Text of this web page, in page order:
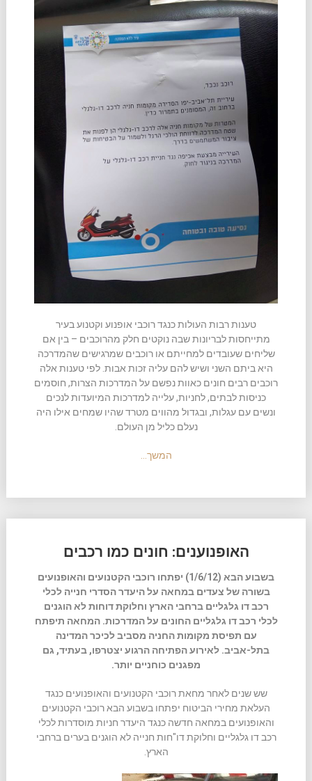
טענות רבות העולות כנגד רוכבי אופנוע וקטנוע בעיר
מתייחסות לבריונות שבה נוקטים חלק מהרוכבים – בין אם
שליחים שעובדים למחייתם או רוכבים שמרגישים שהמדרכה
היא ביתם השני ושיש להם עליה זכות אבות. לפי טענות אלה
רוכבים רבים חונים כאוות נפשם על המדרכות הצרות, חוסמים
כניסות לבתים, לחניות, עלייה למדרכות המיועדות לנכים
ונשים עם עגלות, ובגדול מהווים מטרד שהיו שמחים אילו היה
נעלם כליל מן העולם.
המשך…
האופנוענים: חונים כמו רכבים
בשבוע הבא (1/6/12) יפתחו רוכבי הקטנועים והאופנועים
בשורה של צעדים במחאה על היעדר הסדרי חנייה לכלי
רכב דו גלגליים ברחבי הארץ וחלוקת דוחות לא הוגנים
לכלי רכב דו גלגליים החונים על המדרכות. המחאה תיפתח
עם תפיסת מקומות החניה מסביב לכיכר המדינה
בתל-אביב. לאירוע הפתיחה הרגוע יצטרפו, בעתיד, גם
מפגנים כוחניים יותר.
שש שנים לאחר מחאת רוכבי הקטנועים והאופנועים כנגד
העלאת מחירי הביטוח יפתחו בשבוע הבא רוכבי הקטנועים
והאופנועים במחאה חדשה כנגד היעדר חניות מוסדרות לכלי
רכב דו גלגליים וחלוקת דו"חות חנייה לא הוגנים בערים ברחבי
הארץ.